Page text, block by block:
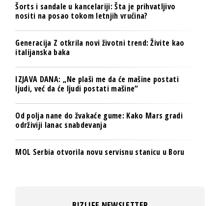
Šorts i sandale u kancelariji: Šta je prihvatljivo
nositi na posao tokom letnjih vrućina?
Generacija Z otkrila novi životni trend: Živite kao
italijanska baka
IZJAVA DANA: „Ne plaši me da će mašine postati
ljudi, već da će ljudi postati mašine“
Od polja nane do žvakaće gume: Kako Mars gradi
održiviji lanac snabdevanja
MOL Serbia otvorila novu servisnu stanicu u Boru